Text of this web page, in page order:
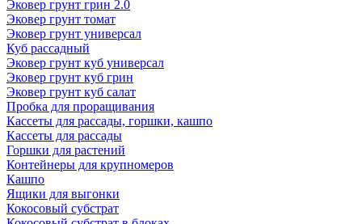
Эковер грунт грин 2.0
Эковер грунт томат
Эковер грунт универсал
Куб рассадный
Эковер грунт куб универсал
Эковер грунт куб грин
Эковер грунт куб салат
Пробка для проращивания
Кассеты для рассады, горшки, кашпо
Кассеты для рассады
Горшки для растений
Контейнеры для крупномеров
Кашпо
Ящики для выгонки
Кокосовый субстрат